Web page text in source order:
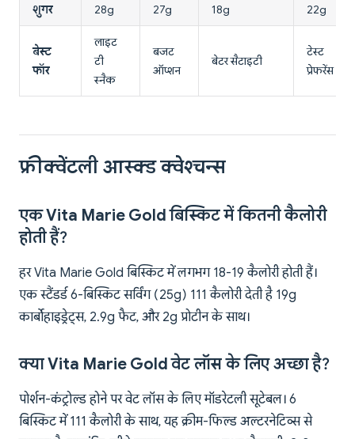
शुगर 28g 27g 18g 22g
बेस्ट
फॉर
लाइट
टी
स्नैक
बजट
ऑप्शन
बेटर सैटाइटी
टेस्ट
प्रेफरेंस
फ्रीक्वेंटली आस्क्ड क्वेश्चन्स
एक Vita Marie Gold बिस्किट में कितनी कैलोरी
होती हैं?
हर Vita Marie Gold बिस्किट में लगभग 18-19 कैलोरी होती हैं।
एक स्टैंडर्ड 6-बिस्किट सर्विंग (25g) 111 कैलोरी देती है 19g
कार्बोहाइड्रेट्स, 2.9g फैट, और 2g प्रोटीन के साथ।
क्या Vita Marie Gold वेट लॉस के लिए अच्छा है?
पोर्शन-कंट्रोल्ड होने पर वेट लॉस के लिए मॉडरेटली सूटेबल। 6
बिस्किट में 111 कैलोरी के साथ, यह क्रीम-फिल्ड अल्टरनेटिव्स से